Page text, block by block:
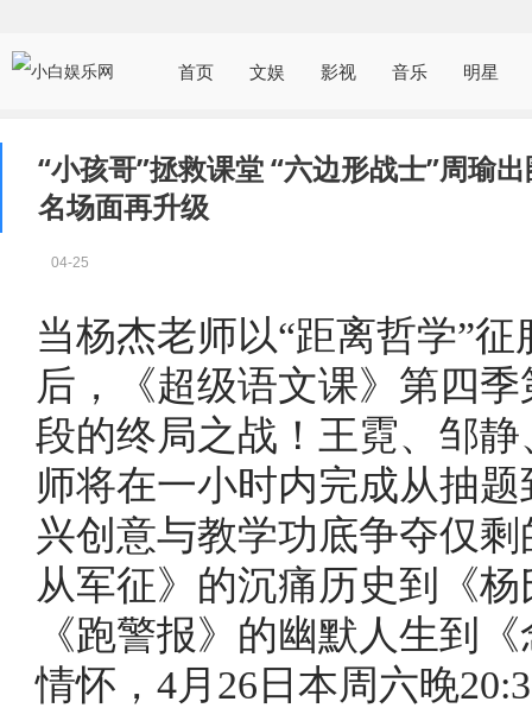
首页 文娱 影视 音乐 明星
“小孩哥”拯救课堂 “六边形战士”周瑜
名场面再升级
04-25
当杨杰老师以“距离哲学”
后，《超级语文课》第四
段的终局之战！王霓、邹
师将在一小时内完成从抽
兴创意与教学功底争夺仅
从军征》的沉痛历史到《
《跑警报》的幽默人生到
情怀，4月26日本周六晚